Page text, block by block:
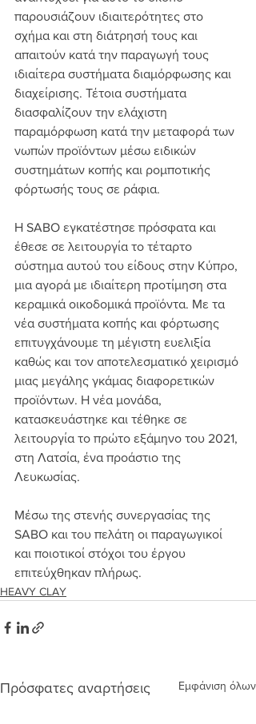
παρουσιάζουν ιδιαιτερότητες στο
σχήμα και στη διάτρησή τους και
απαιτούν κατά την παραγωγή τους
ιδιαίτερα συστήματα διαμόρφωσης και
διαχείρισης. Τέτοια συστήματα
διασφαλίζουν την ελάχιστη
παραμόρφωση κατά την μεταφορά των
νωπών προϊόντων μέσω ειδικών
συστημάτων κοπής και ρομποτικής
φόρτωσής τους σε ράφια.
Η SABO εγκατέστησε πρόσφατα και
έθεσε σε λειτουργία το τέταρτο
σύστημα αυτού του είδους στην Κύπρο,
μια αγορά με ιδιαίτερη προτίμηση στα
κεραμικά οικοδομικά προϊόντα. Με τα
νέα συστήματα κοπής και φόρτωσης
επιτυγχάνουμε τη μέγιστη ευελιξία
καθώς και τον αποτελεσματικό χειρισμό
μιας μεγάλης γκάμας διαφορετικών
προϊόντων. Η νέα μονάδα,
κατασκευάστηκε και τέθηκε σε
λειτουργία το πρώτο εξάμηνο του 2021,
στη Λατσία, ένα προάστιο της
Λευκωσίας.
Μέσω της στενής συνεργασίας της
SABO και του πελάτη οι παραγωγικοί
και ποιοτικοί στόχοι του έργου
επιτεύχθηκαν πλήρως.
HEAVY CLAY
Πρόσφατες αναρτήσεις Εμφάνιση όλων